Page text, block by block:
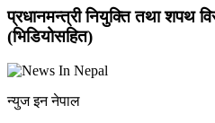
प्रधानमन्त्री नियुक्ति तथा शपथ
(भिडियोसहित)
न्युज इन नेपाल